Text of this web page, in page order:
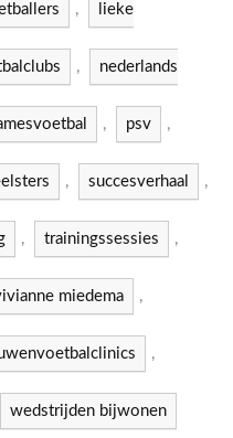
, lieke
, nederlands
, psv ,
, succesverhaal ,
, trainingssessies ,
miedema ,
,
wedstrijden bijwonen